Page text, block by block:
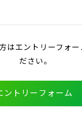
はエントリーフォー
ださい。
ントリーフォーム